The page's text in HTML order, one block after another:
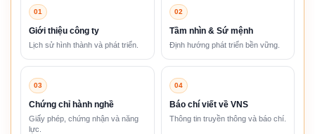
01
Giới thiệu công ty
Lịch sử hình thành và phát triển.
02
Tầm nhìn & Sứ mệnh
Định hướng phát triển bền vững.
03
Chứng chỉ hành nghề
Giấy phép, chứng nhận và năng
lực.
04
Báo chí viết về VNS
Thông tin truyền thông và báo chí.